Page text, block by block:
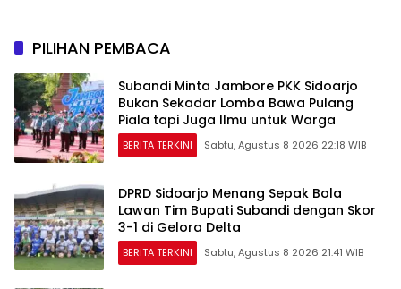
PILIHAN PEMBACA
Subandi Minta Jambore PKK Sidoarjo
Bukan Sekadar Lomba Bawa Pulang
Piala tapi Juga Ilmu untuk Warga
BERITA TERKINI Sabtu, Agustus 8 2026 22:18 WIB
DPRD Sidoarjo Menang Sepak Bola
Lawan Tim Bupati Subandi dengan Skor
3-1 di Gelora Delta
BERITA TERKINI Sabtu, Agustus 8 2026 21:41 WIB